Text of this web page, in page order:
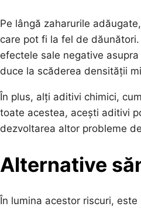
Pe lângă zaharurile
care pot fi la fel de
efectele sale negative
duce la scăderea densității
În plus, alți aditivi chimici,
toate acestea, acești aditivi
dezvoltarea altor probleme
Alternative
În lumina acestor riscuri,